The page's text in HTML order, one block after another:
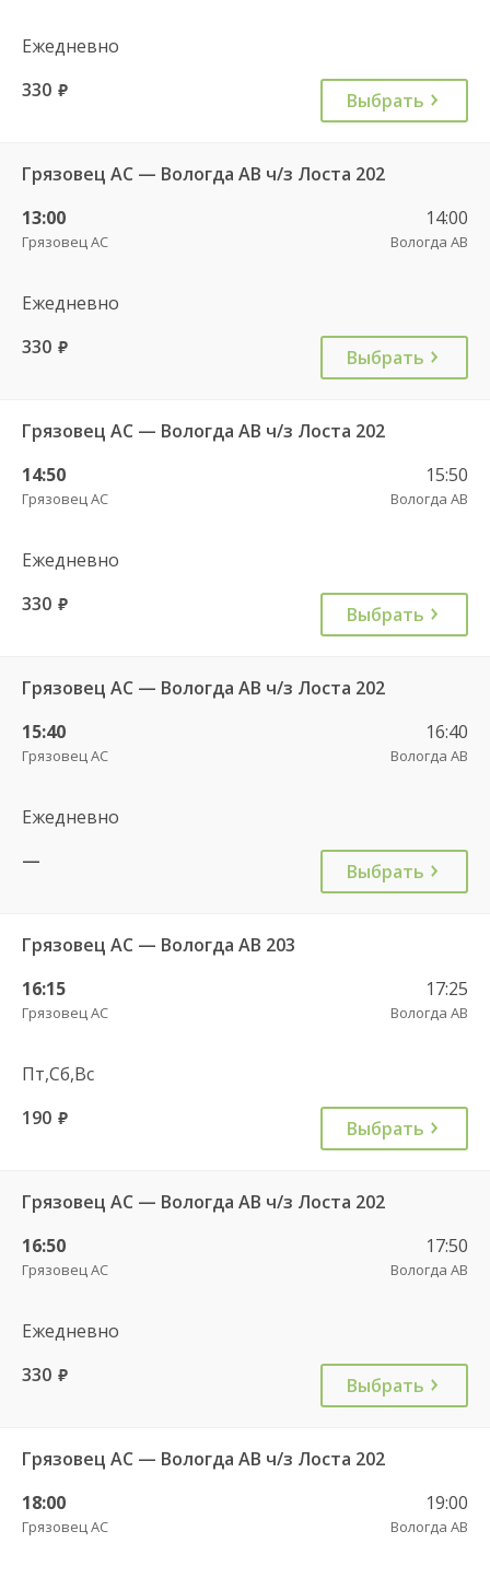
Ежедневно
330 руб. Выбрать
Грязовец АС — Вологда АВ ч/з Лоста 202
13:00
Грязовец АС
14:00
Вологда АВ
Ежедневно
330 руб. Выбрать
Грязовец АС — Вологда АВ ч/з Лоста 202
14:50
Грязовец АС
15:50
Вологда АВ
Ежедневно
330 руб. Выбрать
Грязовец АС — Вологда АВ ч/з Лоста 202
15:40
Грязовец АС
16:40
Вологда АВ
Ежедневно
—
Выбрать
Грязовец АС — Вологда АВ 203
16:15
Грязовец АС
17:25
Вологда АВ
Пт,Сб,Вс
190 руб. Выбрать
Грязовец АС — Вологда АВ ч/з Лоста 202
16:50
Грязовец АС
17:50
Вологда АВ
Ежедневно
330 руб. Выбрать
Грязовец АС — Вологда АВ ч/з Лоста 202
18:00
Грязовец АС
19:00
Вологда АВ